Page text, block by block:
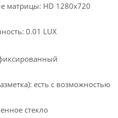
матрицы: HD 1280х720
0.01 LUX
есть с возможностью
стекло